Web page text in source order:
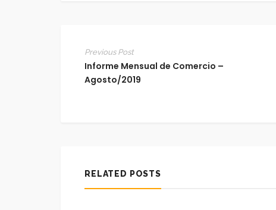
Previous Post
Informe Mensual de Comercio –
Agosto/2019
RELATED POSTS